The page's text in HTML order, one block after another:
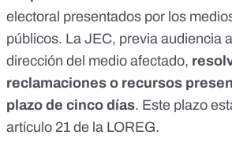
electoral presentados por los
públicos. La JEC, previa audiencia
dirección del medio afectado,
reclamaciones o recursos
plazo de cinco días. Este plazo
artículo 21 de la LOREG.